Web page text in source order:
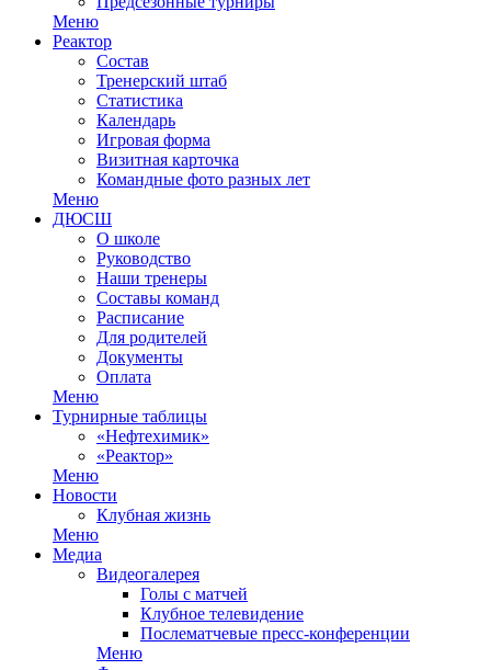
Меню
Реактор
Состав
Тренерский штаб
Статистика
Календарь
Игровая форма
Визитная карточка
Командные фото разных лет
Меню
ДЮСШ
О школе
Руководство
Наши тренеры
Составы команд
Расписание
Для родителей
Документы
Оплата
Меню
Турнирные таблицы
«Нефтехимик»
«Реактор»
Меню
Новости
Клубная жизнь
Меню
Медиа
Видеогалерея
Голы с матчей
Клубное телевидение
Послематчевые пресс-конференции
Меню